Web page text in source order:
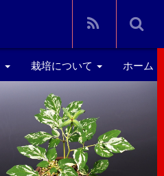
栽培について
年間管理
鉢について
用土について
ホーム